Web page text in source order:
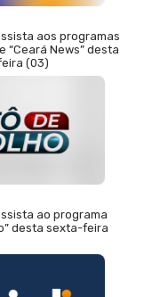
aos programas
e “Ceará News” desta
(03)
ao programa
desta sexta-feira